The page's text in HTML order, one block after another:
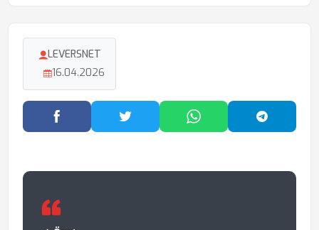
LEVERSNET
16.04.2026
Facebook'ta PaylaşTwitter'da PaylaşWhatsApp'ta Paylaş